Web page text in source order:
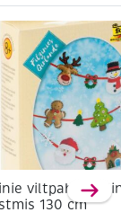
viltpakket
130 cm